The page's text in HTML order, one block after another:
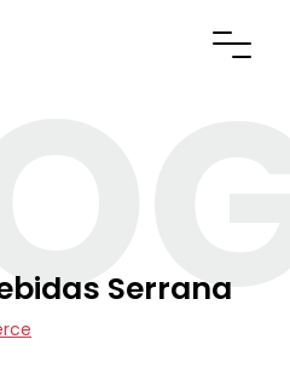
Abrir
Serrana